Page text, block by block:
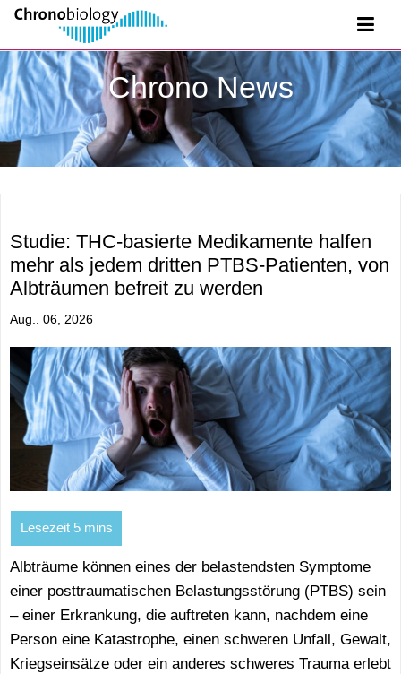
Chrono News
Studie: THC-basierte Medikamente halfen
mehr als jedem dritten PTBS-Patienten, von
Albträumen befreit zu werden
Aug.. 06, 2026
Albträume können eines der belastendsten Symptome
einer posttraumatischen Belastungsstörung (PTBS) sein
– einer Erkrankung, die auftreten kann, nachdem eine
Person eine Katastrophe, einen schweren Unfall, Gewalt,
Kriegseinsätze oder ein anderes schweres Trauma erlebt